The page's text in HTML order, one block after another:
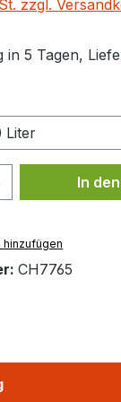
zzgl.
in 5 Tagen,
Gib
In
hinzufügen
CH7765